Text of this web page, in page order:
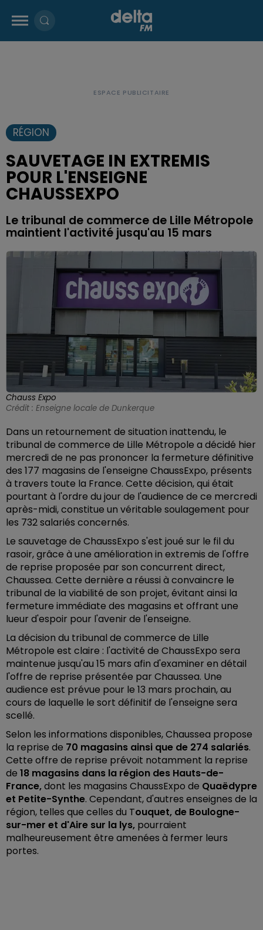
RÉGION
SAUVETAGE IN EXTREMIS
POUR L'ENSEIGNE
CHAUSSEXPO
Le tribunal de commerce de Lille Métropole
maintient l'activité jusqu'au 15 mars
Chauss Expo
Crédit : Enseigne locale de Dunkerque
Dans un retournement de situation inattendu, le
tribunal de commerce de Lille Métropole a décidé hier
mercredi de ne pas prononcer la fermeture définitive
des 177 magasins de l'enseigne ChaussExpo, présents
à travers toute la France. Cette décision, qui était
pourtant à l'ordre du jour de l'audience de ce mercredi
après-midi, constitue un véritable soulagement pour
les 732 salariés concernés.
Le sauvetage de ChaussExpo s'est joué sur le fil du
rasoir, grâce à une amélioration in extremis de l'offre
de reprise proposée par son concurrent direct,
Chaussea. Cette dernière a réussi à convaincre le
tribunal de la viabilité de son projet, évitant ainsi la
fermeture immédiate des magasins et offrant une
lueur d'espoir pour l'avenir de l'enseigne.
La décision du tribunal de commerce de Lille
Métropole est claire : l'activité de ChaussExpo sera
maintenue jusqu'au 15 mars afin d'examiner en détail
l'offre de reprise présentée par Chaussea. Une
audience est prévue pour le 13 mars prochain, au
cours de laquelle le sort définitif de l'enseigne sera
scellé.
Selon les informations disponibles, Chaussea propose
la reprise de 70 magasins ainsi que de 274 salariés.
Cette offre de reprise prévoit notamment la reprise
de 18 magasins dans la région des Hauts-de-
France,dont les magasins ChaussExpo de Quaëdypre
et Petite-Synthe. Cependant, d'autres enseignes de la
région, telles que celles du Touquet, de Boulogne-
sur-mer et d'Aire sur la lys, pourraient
malheureusement être amenées à fermer leurs
portes.